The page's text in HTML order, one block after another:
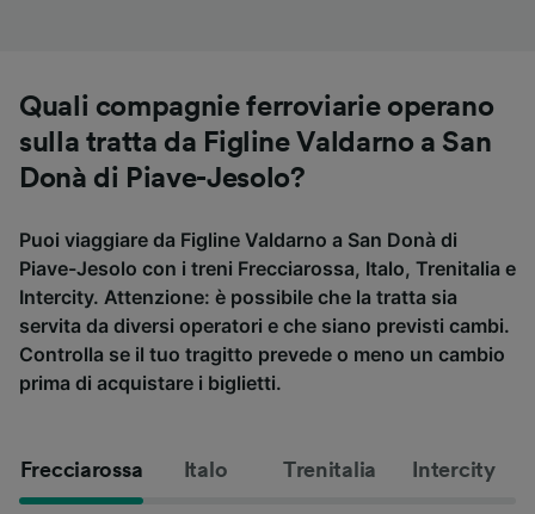
Quali compagnie ferroviarie operano
sulla tratta da Figline Valdarno a San
Donà di Piave-Jesolo?
Puoi viaggiare da Figline Valdarno a San Donà di
Piave-Jesolo con i treni Frecciarossa, Italo, Trenitalia e
Intercity. Attenzione: è possibile che la tratta sia
servita da diversi operatori e che siano previsti cambi.
Controlla se il tuo tragitto prevede o meno un cambio
prima di acquistare i biglietti.
Frecciarossa Italo Trenitalia Intercity